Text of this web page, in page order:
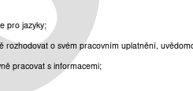
pro jazyky;
o svém pracovním uplatnění,
pracovat s informacemi;